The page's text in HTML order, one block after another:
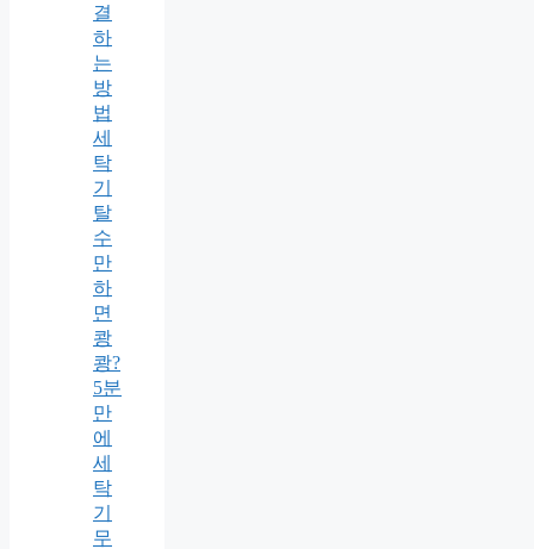
결
하
는
방
법
세
탁
기
탈
수
만
하
면
쾅
쾅?
5분
만
에
세
탁
기
무